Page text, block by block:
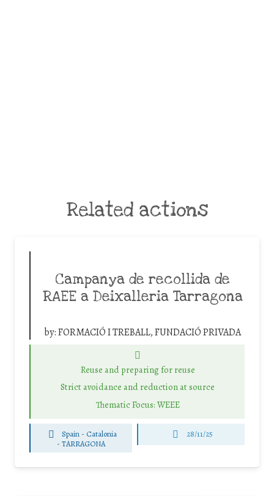
Related actions
Campanya de recollida de
RAEE a Deixalleria Tarragona
by:FORMACIÓ I TREBALL, FUNDACIÓ PRIVADA
Reuse and preparing for reuse
Strict avoidance and reduction at source
Thematic Focus: WEEE
Spain - Catalonia
-TARRAGONA
28/11/25